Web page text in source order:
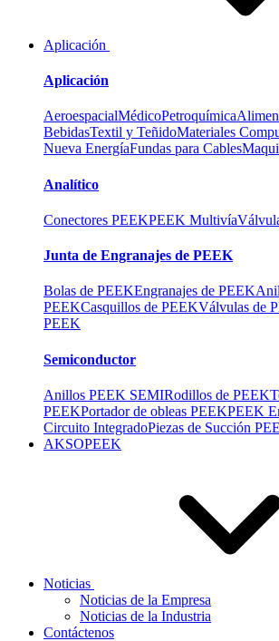
Aplicación
Aplicación
AeroespacialMédicoPetroquímica
BebidasTextil y TeñidoMateriales
Nueva EnergíaFundas para Cables
Analítico
Conectores PEEKPEEK Multivía
Junta de Engranajes de PEEK
Bolas de PEEKEngranajes de PEEK
PEEKCasquillos de PEEKVálvulas de
PEEK
Semiconductor
Anillos PEEK SEMIRodillos de PEEK
PEEKPortador de obleas PEEKPEEK
Circuito IntegradoPiezas de Succión
AKSOPEEK
Noticias
Noticias de la Empresa
Noticias de la Industria
Contáctenos